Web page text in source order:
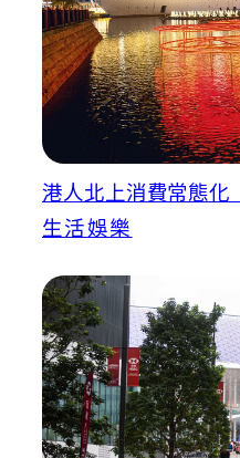
港人北上消費常態
生活娛樂